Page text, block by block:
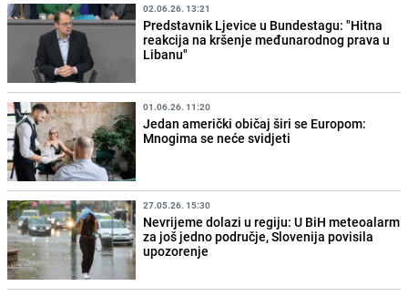
02.06.26. 13:21
Predstavnik Ljevice u Bundestagu: "Hitna
reakcija na kršenje međunarodnog prava u
Libanu"
01.06.26. 11:20
Jedan američki običaj širi se Europom:
Mnogima se neće svidjeti
27.05.26. 15:30
Nevrijeme dolazi u regiju: U BiH meteoalarm
za još jedno područje, Slovenija povisila
upozorenje